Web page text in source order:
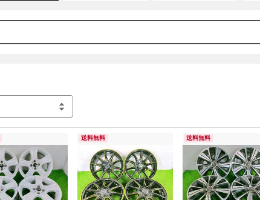
送料無料 送料無料